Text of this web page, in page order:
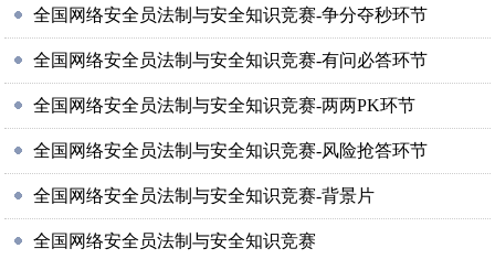
全国网络安全员法制与安全知识竞赛-争分夺秒环节
全国网络安全员法制与安全知识竞赛-有问必答环节
全国网络安全员法制与安全知识竞赛-两两PK环节
全国网络安全员法制与安全知识竞赛-风险抢答环节
全国网络安全员法制与安全知识竞赛-背景片
全国网络安全员法制与安全知识竞赛